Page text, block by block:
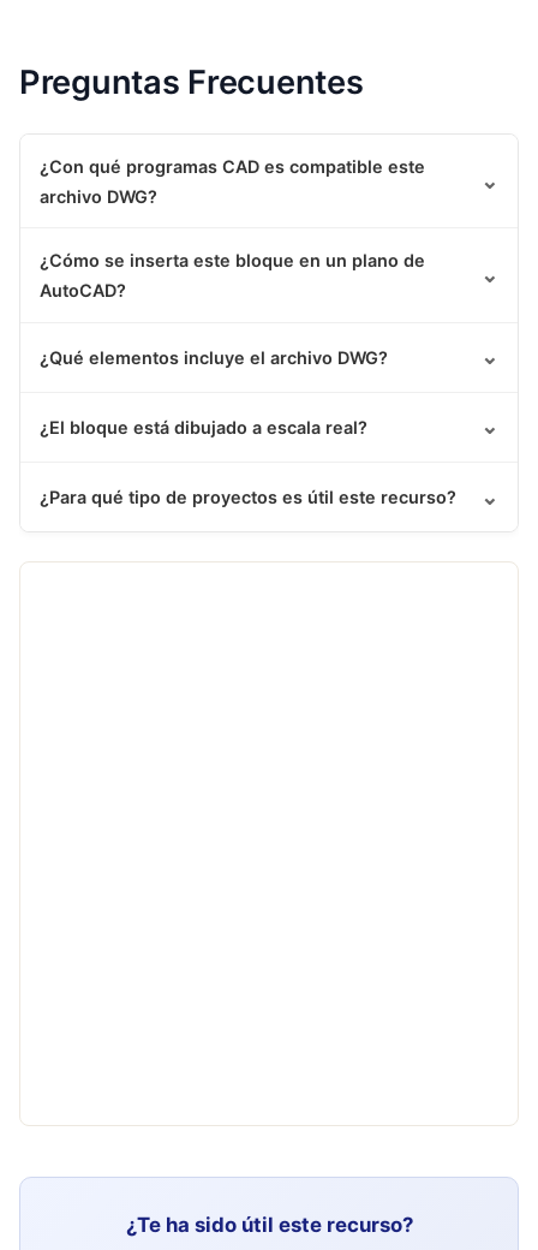
Preguntas Frecuentes
¿Con qué programas CAD es compatible este
archivo DWG?
⌄
¿Cómo se inserta este bloque en un plano de
AutoCAD?
⌄
¿Qué elementos incluye el archivo DWG? ⌄
¿El bloque está dibujado a escala real? ⌄
¿Para qué tipo de proyectos es útil este recurso? ⌄
¿Te ha sido útil este recurso?